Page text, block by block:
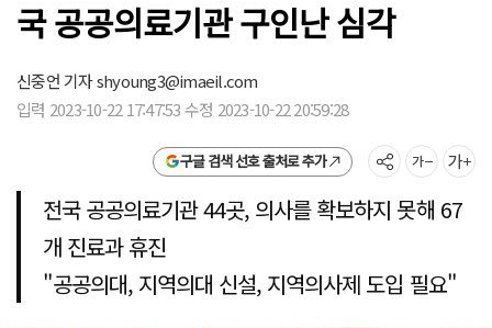
국 공공의료기관 구인난 심각
신중언 기자shyoung3@imaeil.com
입력 2023-10-22 17:47:53 수정 2023-10-22 20:59:28
구글 검색 선호 출처로 추가
전국 공공의료기관 44곳, 의사를 확보하지 못해 67
개 진료과 휴진
"공공의대, 지역의대 신설, 지역의사제 도입 필요"